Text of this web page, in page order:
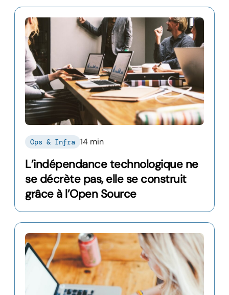
Ops & Infra 14 min
L’indépendance technologique ne
se décrète pas, elle se construit
grâce à l’Open Source